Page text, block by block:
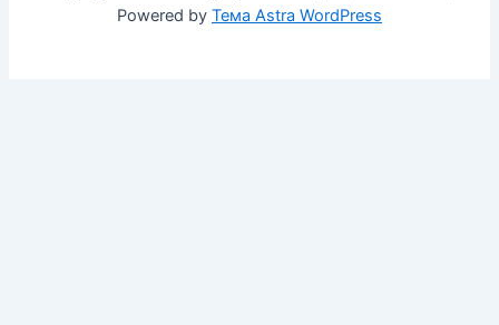
Powered by Тема Astra WordPress